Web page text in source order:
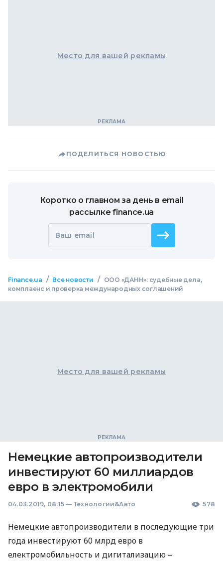
Место для вашей рекламы
ПОДЕЛИТЬСЯ НОВОСТЬЮ
Коротко о главном за день в email
рассылке finance.ua
Ваш email
Finance.ua / Все новости /
ООО «ДАНН»: судебные дела,
комплаенс и проверка международных соглашений
Место для вашей рекламы
Немецкие автопроизводители
инвестируют 60 миллиардов
евро в электромобили
04.03.2019, 08:15 — Технологии&Авто 578
Немецкие автопроизводители в последующие три
года инвестируют 60 млрд евро в
електромобильность и дигитализацию –